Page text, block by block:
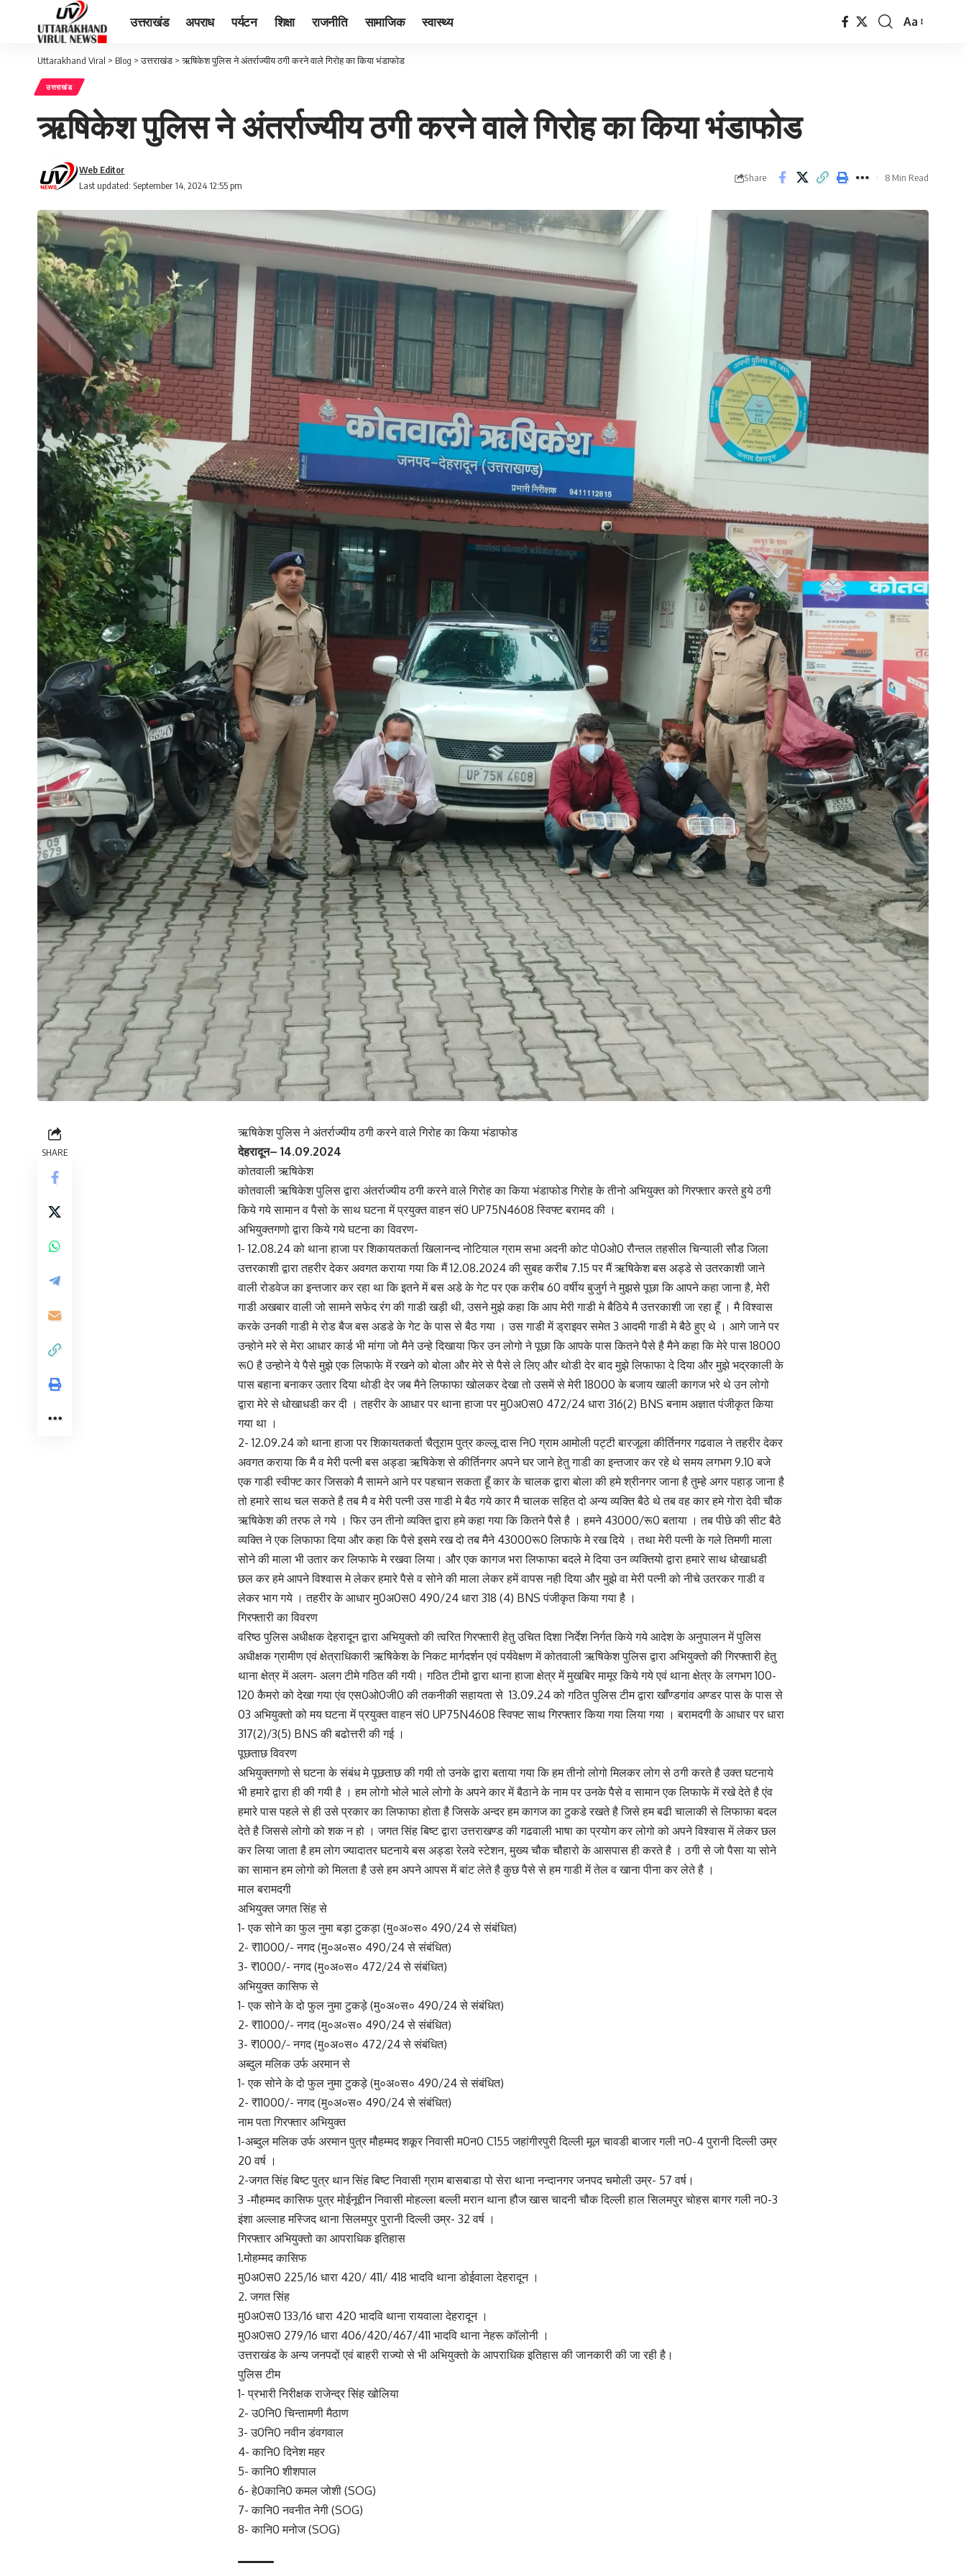
उत्तराखंड अपराध पर्यटन शिक्षा राजनीति सामाजिक स्वास्थ्य
Font
Aa
Uttarakhand Viral > Blog >उत्तराखंड >ऋषिकेश पुलिस ने अंतर्राज्यीय ठगी करने वाले गिरोह का किया भंडाफोड
उत्तराखंड
ऋषिकेश पुलिस ने अंतर्राज्यीय ठगी करने वाले गिरोह का किया भंडाफोड
Last updated: September 14, 2024 12:55 pm
Web Editor
Share 8 Min Read
SHARE
ऋषिकेश पुलिस ने अंतर्राज्यीय ठगी करने वाले गिरोह का किया भंडाफोड
देहरादून– 14.09.2024
कोतवाली ऋषिकेश
कोतवाली ऋषिकेश पुलिस द्वारा अंतर्राज्यीय ठगी करने वाले गिरोह का किया भंडाफोड गिरोह के तीनो अभियुक्त को गिरफ्तार करते हुये ठगी
किये गये सामान व पैसो के साथ घटना में प्रयुक्त वाहन सं0 UP75N4608 स्विफ्ट बरामद की ।
अभियुक्तगणो द्वारा किये गये घटना का विवरण-
1- 12.08.24 को थाना हाजा पर शिकायतकर्ता खिलानन्द नोटियाल ग्राम सभा अदनी कोट पो0ओ0 रौन्तल तहसील चिन्याली सौड जिला
उत्तरकाशी द्वारा तहरीर देकर अवगत कराया गया कि मैं 12.08.2024 की सुबह करीब 7.15 पर मैं ऋषिकेश बस अड्डे से उतरकाशी जाने
वाली रोडवेज का इन्तजार कर रहा था कि इतने में बस अडे के गेट पर एक करीब 60 वर्षीय बुजुर्ग ने मुझसे पूछा कि आपने कहा जाना है, मेरी
गाडी अखबार वाली जो सामने सफेद रंग की गाडी खड़ी थी, उसने मुझे कहा कि आप मेरी गाडी मे बैठिये मै उत्तरकाशी जा रहा हूँ । मै विश्वास
करके उनकी गाडी मे रोड बैज बस अडडे के गेट के पास से बैठ गया । उस गाडी में ड्राइवर समेत 3 आदमी गाडी मे बैठे हुए थे । आगे जाने पर
उन्होने मरे से मेरा आधार कार्ड भी मांगा जो मैने उन्हे दिखाया फिर उन लोगो ने पूछा कि आपके पास कितने पैसे है मैने कहा कि मेरे पास 18000
रू0 है उन्होने ये पैसे मुझे एक लिफाफे में रखने को बोला और मेरे से पैसे ले लिए और थोडी देर बाद मुझे लिफाफा दे दिया और मुझे भद्रकाली के
पास बहाना बनाकर उतार दिया थोडी देर जब मैने लिफाफा खोलकर देखा तो उसमें से मेरी 18000 के बजाय खाली कागज भरे थे उन लोगो
द्वारा मेरे से धोखाधडी कर दी । तहरीर के आधार पर थाना हाजा पर मु0अ0स0 472/24 धारा 316(2) BNS बनाम अज्ञात पंजीकृत किया
गया था ।
2- 12.09.24 को थाना हाजा पर शिकायतकर्ता चैतूराम पुत्र कल्लू दास नि0 ग्राम आमोली पट्टी बारजूला कीर्तिनगर गढवाल ने तहरीर देकर
अवगत कराया कि मै व मेरी पत्नी बस अड्डा ऋषिकेश से कीर्तिनगर अपने घर जाने हेतु गाडी का इन्तजार कर रहे थे समय लगभग 9.10 बजे
एक गाडी स्वीफ्ट कार जिसको मै सामने आने पर पहचान सकता हूँ कार के चालक द्वारा बोला की हमे श्रीनगर जाना है तुम्हे अगर पहाड़ जाना है
तो हमारे साथ चल सकते है तब मै व मेरी पत्नी उस गाडी मे बैठ गये कार मै चालक सहित दो अन्य व्यक्ति बैठे थे तब वह कार हमे गोरा देवी चौक
ऋषिकेश की तरफ ले गये । फिर उन तीनो व्यक्ति द्वारा हमे कहा गया कि कितने पैसे है । हमने 43000/रू0 बताया । तब पीछे की सीट बैठे
व्यक्ति ने एक लिफाफा दिया और कहा कि पैसे इसमे रख दो तब मैने 43000रू0 लिफाफे मे रख दिये । तथा मेरी पत्नी के गले तिमणी माला
सोने की माला भी उतार कर लिफाफे मे रखवा लिया। और एक कागज भरा लिफाफा बदले मे दिया उन व्यक्तियो द्वारा हमारे साथ धोखाधडी
छल कर हमे आपने विश्वास मे लेकर हमारे पैसे व सोने की माला लेकर हमें वापस नही दिया और मुझे वा मेरी पत्नी को नीचे उतरकर गाडी व
लेकर भाग गये । तहरीर के आधार मु0अ0स0 490/24 धारा 318 (4) BNS पंजीकृत किया गया है ।
गिरफ्तारी का विवरण
वरिष्ठ पुलिस अधीक्षक देहरादून द्वारा अभियुक्तो की त्वरित गिरफ्तारी हेतु उचित दिशा निर्देश निर्गत किये गये आदेश के अनुपालन में पुलिस
अधीक्षक ग्रामीण एवं क्षेत्राधिकारी ऋषिकेश के निकट मार्गदर्शन एवं पर्यवेक्षण में कोतवाली ऋषिकेश पुलिस द्वारा अभियुक्तो की गिरफ्तारी हेतु
थाना क्षेत्र में अलग- अलग टीमे गठित की गयी। गठित टीमो द्वारा थाना हाजा क्षेत्र में मुखबिर मामूर किये गये एवं थाना क्षेत्र के लगभग 100-
120 कैमरो को देखा गया एंव एस0ओ0जी0 की तकनीकी सहायता से 13.09.24 को गठित पुलिस टीम द्वारा खाँण्डगांव अण्डर पास के पास से
03 अभियुक्तो को मय घटना में प्रयुक्त वाहन सं0 UP75N4608 स्विफ्ट साथ गिरफ्तार किया गया लिया गया । बरामदगी के आधार पर धारा
317(2)/3(5) BNS की बढोत्तरी की गई ।
पूछताछ विवरण
अभियुक्तगणो से घटना के संबंध मे पूछताछ की गयी तो उनके द्वारा बताया गया कि हम तीनो लोगो मिलकर लोग से ठगी करते है उक्त घटनाये
भी हमारे द्वारा ही की गयी है । हम लोगो भोले भाले लोगो के अपने कार में बैठाने के नाम पर उनके पैसे व सामान एक लिफाफे में रखे देते है एंव
हमारे पास पहले से ही उसे प्रकार का लिफाफा होता है जिसके अन्दर हम कागज का टुकडे रखते है जिसे हम बढी चालाकी से लिफाफा बदल
देते है जिससे लोगो को शक न हो । जगत सिंह बिष्ट द्वारा उत्तराखण्ड की गढवाली भाषा का प्रयोग कर लोगो को अपने विश्वास में लेकर छल
कर लिया जाता है हम लोग ज्यादातर घटनाये बस अड्डा रेलवे स्टेशन, मुख्य चौक चौहारो के आसपास ही करते है । ठगी से जो पैसा या सोने
का सामान हम लोगो को मिलता है उसे हम अपने आपस में बांट लेते है कुछ पैसे से हम गाडी में तेल व खाना पीना कर लेते है ।
माल बरामदगी
अभियुक्त जगत सिंह से
1- एक सोने का फुल नुमा बड़ा टुकड़ा (मु०अ०स० 490/24 से संबंधित)
2- ₹11000/- नगद (मु०अ०स० 490/24 से संबंधित)
3- ₹1000/- नगद (मु०अ०स० 472/24 से संबंधित)
अभियुक्त कासिफ से
1- एक सोने के दो फुल नुमा टुकड़े (मु०अ०स० 490/24 से संबंधित)
2- ₹11000/- नगद (मु०अ०स० 490/24 से संबंधित)
3- ₹1000/- नगद (मु०अ०स० 472/24 से संबंधित)
अब्दुल मलिक उर्फ अरमान से
1- एक सोने के दो फुल नुमा टुकड़े (मु०अ०स० 490/24 से संबंधित)
2- ₹11000/- नगद (मु०अ०स० 490/24 से संबंधित)
नाम पता गिरफ्तार अभियुक्त
1-अब्दुल मलिक उर्फ अरमान पुत्र मौहम्मद शकूर निवासी म0न0 C155 जहांगीरपुरी दिल्ली मूल चावडी बाजार गली न0-4 पुरानी दिल्ली उम्र
20 वर्ष ।
2-जगत सिंह बिष्ट पुत्र थान सिंह बिष्ट निवासी ग्राम बासबाडा पो सेरा थाना नन्दानगर जनपद चमोली उम्र- 57 वर्ष।
3 -मौहम्मद कासिफ पुत्र मोईनूद्दीन निवासी मोहल्ला बल्ली मरान थाना हौज खास चादनी चौक दिल्ली हाल सिलमपुर चोहस बागर गली न0-3
इंशा अल्लाह मस्जिद थाना सिलमपुर पुरानी दिल्ली उम्र- 32 वर्ष ।
गिरफ्तार अभियुक्तो का आपराधिक इतिहास
1.मोहम्मद कासिफ
मु0अ0स0 225/16 धारा 420/ 411/ 418 भादवि थाना डोईवाला देहरादून ।
2. जगत सिंह
मु0अ0स0 133/16 धारा 420 भादवि थाना रायवाला देहरादून ।
मु0अ0स0 279/16 धारा 406/420/467/411 भादवि थाना नेहरू कॉलोनी ।
उत्तराखंड के अन्य जनपदों एवं बाहरी राज्यो से भी अभियुक्तो के आपराधिक इतिहास की जानकारी की जा रही है।
पुलिस टीम
1- प्रभारी निरीक्षक राजेन्द्र सिंह खोलिया
2- उ0नि0 चिन्तामणी मैठाण
3- उ0नि0 नवीन डंवगवाल
4- कानि0 दिनेश महर
5- कानि0 शीशपाल
6- हे0कानि0 कमल जोशी (SOG)
7- कानि0 नवनीत नेगी (SOG)
8- कानि0 मनोज (SOG)